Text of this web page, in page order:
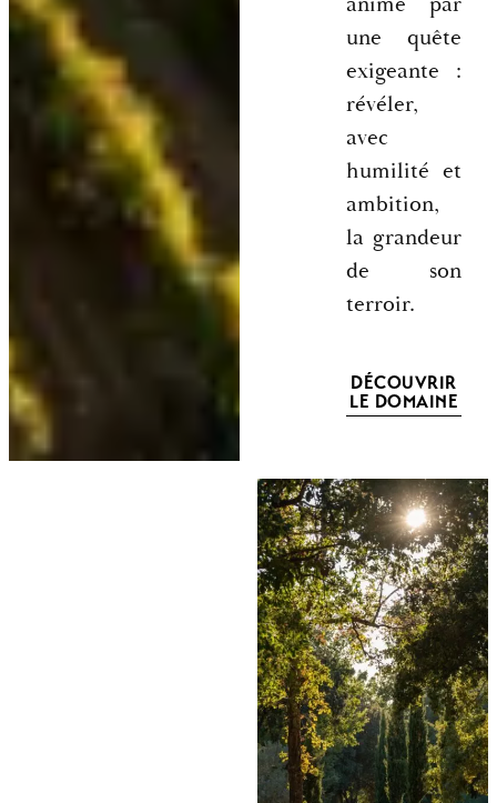
une quête
exigeante :
révéler,
avec
humilité et
ambition,
la grandeur
de son
terroir.
DÉCOUVRIR
LE DOMAINE